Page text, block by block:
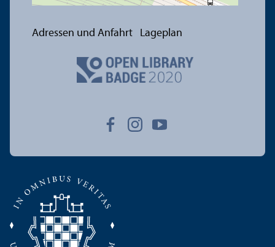
Adressen und Anfahrt Lageplan